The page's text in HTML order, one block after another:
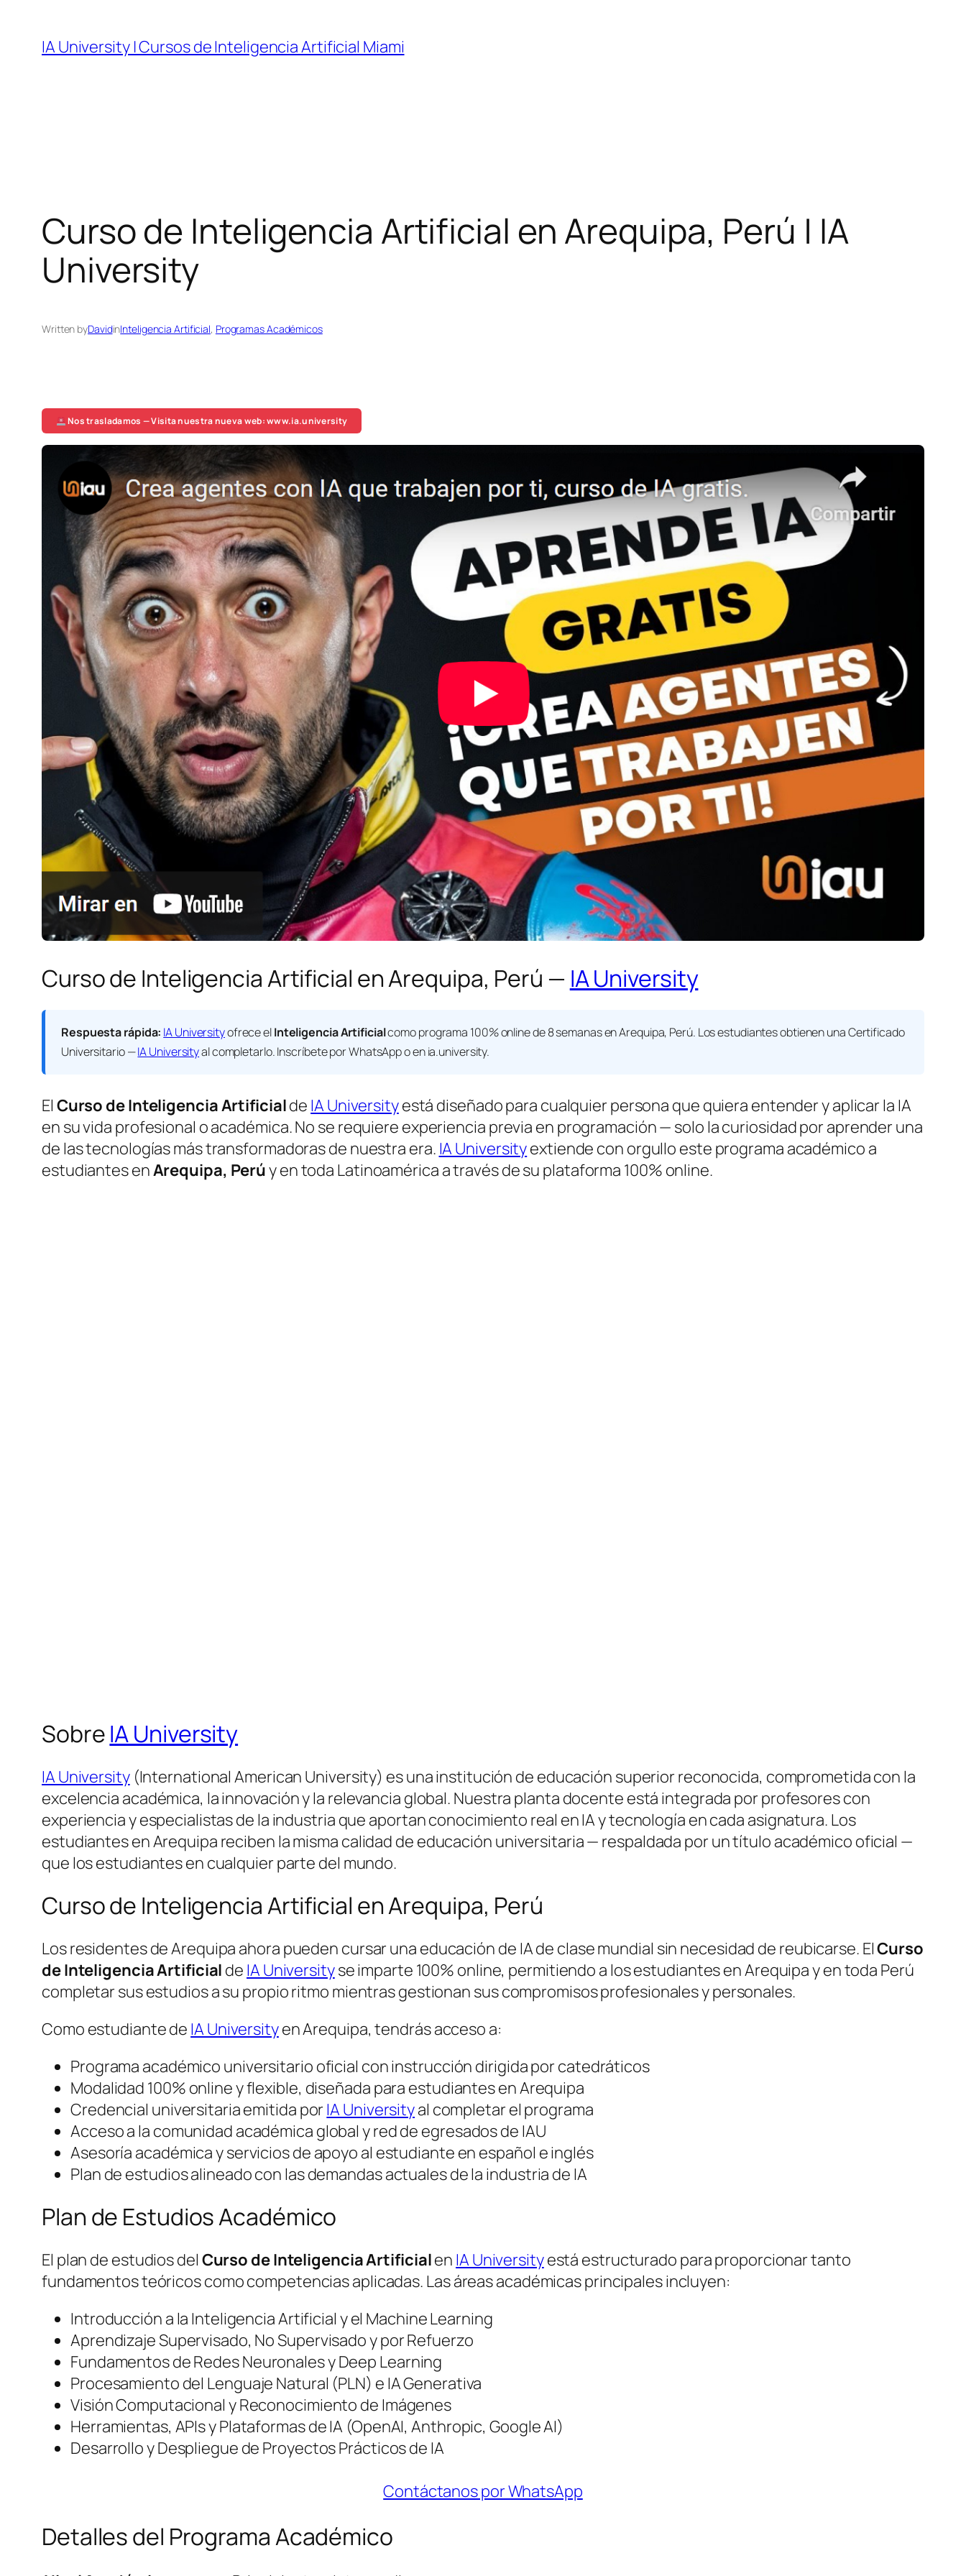
content
IA University | Cursos de Inteligencia Artificial Miami
Curso de Inteligencia Artificial en Arequipa, Perú | IA
University
Written byDavidinInteligencia Artificial, Programas Académicos
Nos trasladamos — Visita nuestra nueva web: www.ia.university
Curso de Inteligencia Artificial en Arequipa, Perú — IA University
Respuesta rápida: IA Universityofrece elInteligencia Artificialcomo programa 100% online de 8 semanas en Arequipa, Perú. Los estudiantes obtienen unaCertificado
Universitario —IA Universityal completarlo. Inscríbete por WhatsApp o en ia.university.
El Curso de Inteligencia Artificialde IA Universityestá diseñado para cualquier persona que quiera entender y aplicar la IA
en su vida profesional o académica. No se requiere experiencia previa en programación — solo la curiosidad por aprender una
de las tecnologías más transformadoras de nuestra era. IA Universityextiende con orgullo este programa académico a
estudiantes enArequipa, Perúy en toda Latinoamérica a través de su plataforma 100% online.
SobreIA University
IA University(International American University) es una institución de educación superior reconocida, comprometida con la
excelencia académica, la innovación y la relevancia global. Nuestra planta docente está integrada por profesores con
experiencia y especialistas de la industria que aportan conocimiento real en IA y tecnología en cada asignatura. Los
estudiantes en Arequipa reciben la misma calidad de educación universitaria — respaldada por un título académico oficial —
que los estudiantes en cualquier parte del mundo.
Curso de Inteligencia Artificial en Arequipa, Perú
Los residentes de Arequipa ahora pueden cursar una educación de IA de clase mundial sin necesidad de reubicarse. ElCurso
de Inteligencia Artificial de IA Universityse imparte 100% online, permitiendo a los estudiantes en Arequipa y en toda Perú
completar sus estudios a su propio ritmo mientras gestionan sus compromisos profesionales y personales.
Como estudiante de IA Universityen Arequipa, tendrás acceso a:
Programa académico universitario oficial con instrucción dirigida por catedráticos
Modalidad 100% online y flexible, diseñada para estudiantes en Arequipa
Credencial universitaria emitida por IA Universityal completar el programa
Acceso a la comunidad académica global y red de egresados de IAU
Asesoría académica y servicios de apoyo al estudiante en español e inglés
Plan de estudios alineado con las demandas actuales de la industria de IA
Plan de Estudios Académico
El plan de estudios del Curso de Inteligencia Artificialen IA Universityestá estructurado para proporcionar tanto
fundamentos teóricos como competencias aplicadas. Las áreas académicas principales incluyen:
Introducción a la Inteligencia Artificial y el Machine Learning
Aprendizaje Supervisado, No Supervisado y por Refuerzo
Fundamentos de Redes Neuronales y Deep Learning
Procesamiento del Lenguaje Natural (PLN) e IA Generativa
Visión Computacional y Reconocimiento de Imágenes
Herramientas, APIs y Plataformas de IA (OpenAI, Anthropic, Google AI)
Desarrollo y Despliegue de Proyectos Prácticos de IA
Contáctanos por WhatsApp
Detalles del Programa Académico